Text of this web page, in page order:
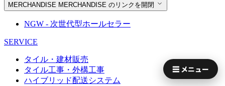
☰ メニュー
MERCHANDISE MERCHANDISE のリンクを開閉
NGW - 次世代型ホールセラー
SERVICE
タイル・建材販売
タイル工事・外構工事
ハイブリッド配送システム